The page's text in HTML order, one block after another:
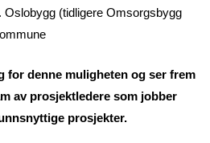
Oslobygg (tidligere Omsorgsbygg
for denne muligheten og ser frem
av prosjektledere som jobber
prosjekter.